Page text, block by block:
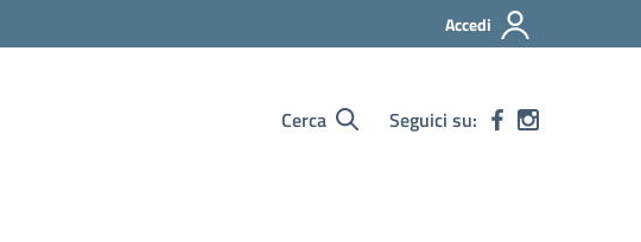
Accedi
Cerca Seguici su: